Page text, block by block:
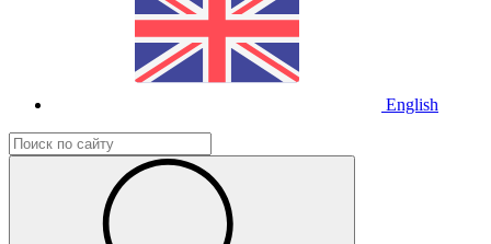
English